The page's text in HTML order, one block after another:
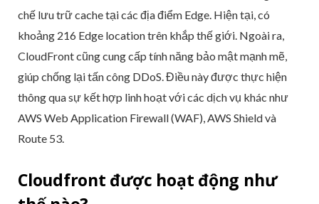
chế lưu trữ cache tại các địa điểm Edge. Hiện tại, có
khoảng 216 Edge location trên khắp thế giới. Ngoài ra,
CloudFront cũng cung cấp tính năng bảo mật mạnh mẽ,
giúp chống lại tấn công DDoS. Điều này được thực hiện
thông qua sự kết hợp linh hoạt với các dịch vụ khác như
AWS Web Application Firewall (WAF), AWS Shield và
Route 53.
Cloudfront được hoạt động như